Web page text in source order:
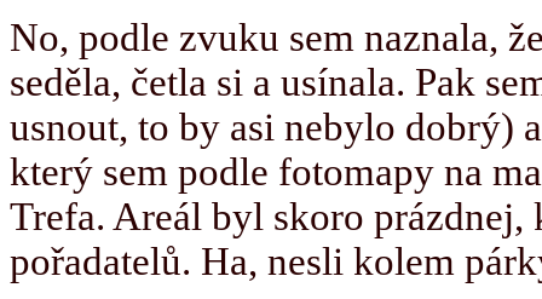
No, podle zvuku sem naznala,
seděla, četla si a usínala. Pak
usnout, to by asi nebylo dobrý)
který sem podle fotomapy na
Trefa. Areál byl skoro
pořadatelů. Ha, nesli kolem